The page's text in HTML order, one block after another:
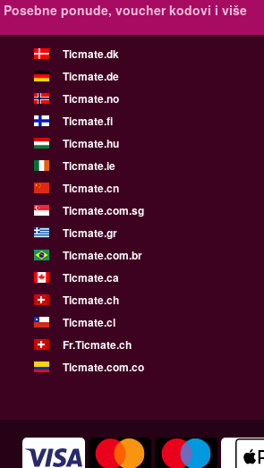
Posebne ponude, voucher kodovi i više
Ticmate.dk
Ticmate.de
Ticmate.no
Ticmate.fi
Ticmate.hu
Ticmate.ie
Ticmate.cn
Ticmate.com.sg
Ticmate.gr
Ticmate.com.br
Ticmate.ca
Ticmate.ch
Ticmate.cl
Fr.Ticmate.ch
Ticmate.com.co